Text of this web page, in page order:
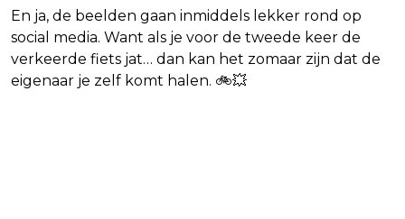
En ja, de beelden gaan inmiddels lekker rond op
social media. Want als je voor de tweede keer de
verkeerde fiets jat… dan kan het zomaar zijn dat de
eigenaar je zelf komt halen. 🚲💥